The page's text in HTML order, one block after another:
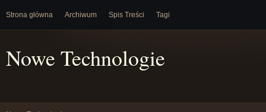
Strona główna Archiwum Spis Treści Tagi
Nowe Technologie